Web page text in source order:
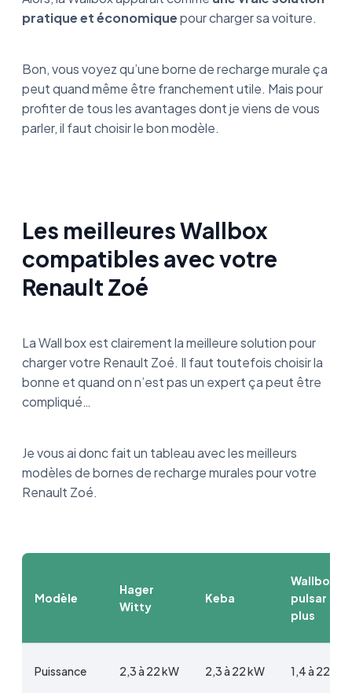
pratique et économiquepour charger sa voiture.
Bon, vous voyez qu’une borne de recharge murale ça
peut quand même être franchement utile. Mais pour
profiter de tous les avantages dont je viens de vous
parler, il faut choisir le bon modèle.
Les meilleures Wallbox
compatibles avec votre
Renault Zoé
La Wall box est clairement la meilleure solution pour
charger votre Renault Zoé. Il faut toutefois choisir la
bonne et quand on n’est pas un expert ça peut être
compliqué…
Je vous ai donc fait un tableau avec les meilleurs
modèles de bornes de recharge murales pour votre
Renault Zoé.
Modèle
Hager
Witty
Keba
Wallbox
pulsar
plus
Puissance 2,3 à 22 kW 2,3 à 22 kW 1,4 à 22 kW